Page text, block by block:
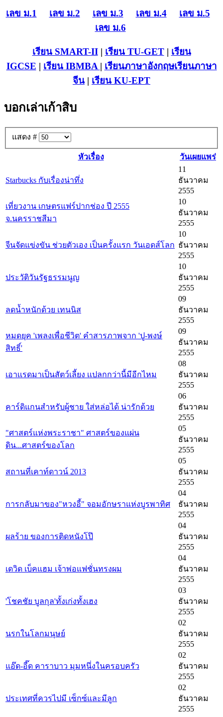
เลข ม.1 เลข ม.2 เลข ม.3 เลข ม.4
เลข ม.5
เลข ม.6
เรียน SMART-II| เรียน TU-GET| เรียน
IGCSE | เรียน IBMBA | เรียนภาษาอังกฤษเรียนภาษา
จีน | เรียน KU-EPT
บอกเล่าเก้าสิบ
แสดง #
หัวเรื่อง วันเผยแพร่
Starbucks กับเรื่องน่าทึ่ง
11
ธันวาคม
2555
เที่ยวงาน เกษตรแฟร์ปากช่อง ปี 2555
จ.นครราชสีมา
10
ธันวาคม
2555
จีนจัดแข่งขัน ช่วยตัวเอง เป็นครั้งแรก วันเอดส์โลก
10
ธันวาคม
2555
ประวัติวันรัฐธรรมนูญ
10
ธันวาคม
2555
ลดน้ำหนักด้วย เทนนิส
09
ธันวาคม
2555
หมดยุค 'เพลงเพื่อชีวิต' คำสารภาพจาก 'ปู-พงษ์
สิทธิ์'
09
ธันวาคม
2555
เอาเเรดมาเป็นสัตว์เลี้ยง เเปลกกว่านี้มีอีกไหม
08
ธันวาคม
2555
คาร์ดิแกนสำหรับผู้ชาย ใส่หล่อได้ น่ารักด้วย
06
ธันวาคม
2555
"ศาสตร์แห่งพระราชา" ศาสตร์ของแผ่น
ดิน...ศาสตร์ของโลก
05
ธันวาคม
2555
สถานที่เคาท์ดาวน์ 2013
05
ธันวาคม
2555
การกลับมาของ"หวงอี้" จอมอักษราแห่งบูรพาทิศ
04
ธันวาคม
2555
ผลร้าย ของการติดหนังโป๊
04
ธันวาคม
2555
เดวิด เบ็คแฮม เจ้าพ่อแฟชั่นทรงผม
04
ธันวาคม
2555
'โชคชัย บูลกุล'ทั้งเก่งทั้งเฮง
03
ธันวาคม
2555
นรกในโลกมนุษย์
02
ธันวาคม
2555
แอ๊ด-อี๊ด คาราบาว มุมหนึ่งในครอบครัว
02
ธันวาคม
2555
ประเทศที่ควรไปมี เซ็กซ์และมีลูก
02
ธันวาคม
2555